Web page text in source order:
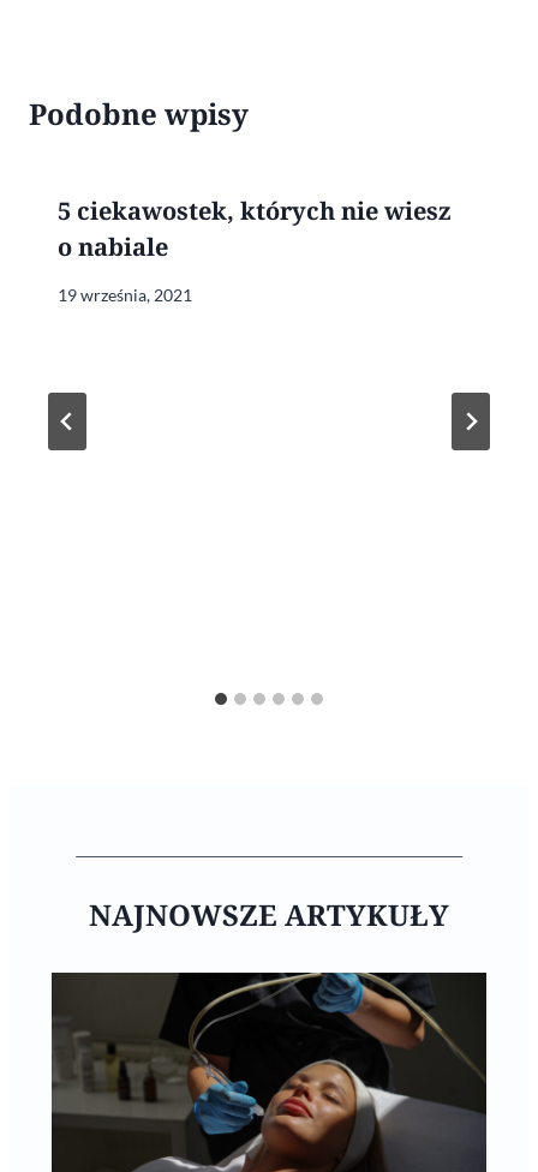
Podobne wpisy
5 ciekawostek, których nie wiesz
o nabiale
19 września, 2021
NAJNOWSZE ARTYKUŁY